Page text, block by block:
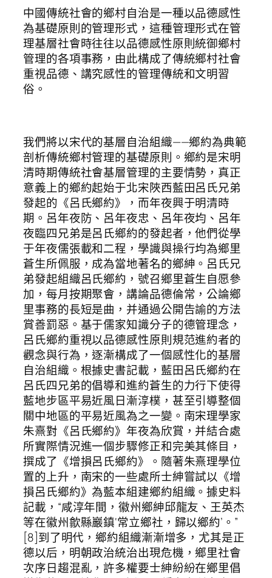
中國傳統社會的鄉村自治是一種以品德感性
為基礎原則的管理形式，這種管理形式在管
理基層社會時往往以品德感性原則統御鄉村
管理的各項事務，由此構成了傳統鄉村社會
重視品德、講究感性的管理傳統和文明習
俗。
我們將以宋代的基層自治組織——鄉約為典範
剖析傳統鄉村管理的基礎原則。鄉約是宋明
清時期傳統社會基層管理的主要情勢，真正
意義上的鄉約起始于北宋陜西藍田呂氏兄弟
發起的《呂氏鄉約》，而年夜興于明清時
期。呂年夜防、呂年夜忠、呂年夜均、呂年
夜臨四兄弟是呂氏鄉約的發起者，他們從學
于年夜儒張載和二程，學識與操行均為鄉里
蒼生所佩服，成為當地著名的鄉紳。呂氏兄
弟發起組織呂氏鄉約，號召鄉里蒼生自愿參
加，每月按期聚會，講論品德倫常，公論鄉
里事務的長短是曲，并通過公開告諭的方法
賞善罰惡。基于儒家知識分子的德管理念，
呂氏鄉約重視以品德感性原則規范進約者的
觀念與行為，逐漸構成了一個感性化的基層
自治組織。根據史書記載，藍田呂氏鄉約在
呂氏四兄弟的倡導和進約蒼生的力行下使得
藍地步區平易近風日漸淳樸，甚至引導整個
關中地區的平易近風為之一變。南宋理學家
朱熹對《呂氏鄉約》年夜為欣賞，并結合處
所實際情況進一個步驟修正和完美其條目，
撰成了《增損呂氏鄉約》。隨著朱熹理學位
置的上升，南宋的一些處所士紳嘗試以《增
損呂氏鄉約》為藍本組建鄉約組織。據史料
記載，“咸淳年間，徽州鄉紳邱龍友、王英杰
等在徽州歙縣巖鎮‘常立鄉社，歸以鄉約’。”
[8]到了明代，鄉約組織漸漸增多，尤其是正
德以后，明朝政治統治出現危機，鄉里社會
次序日趨混亂，許多權要士紳紛紛在鄉里倡